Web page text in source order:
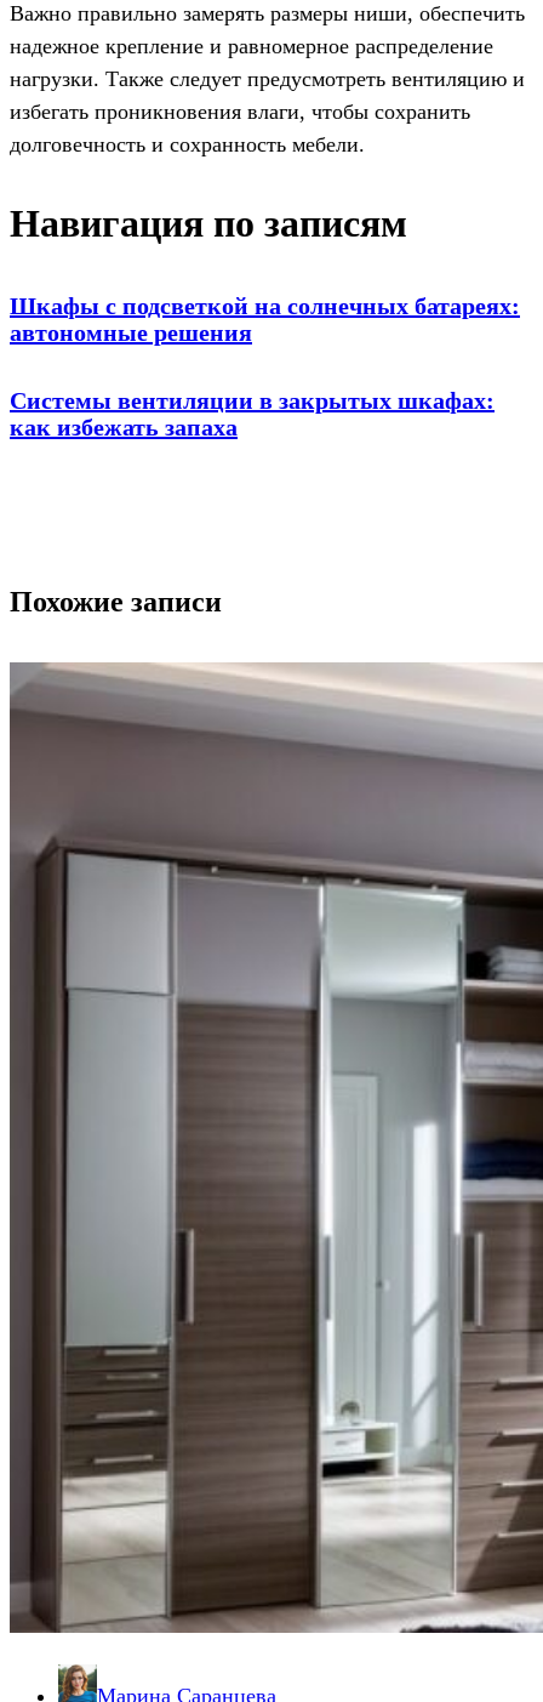
Важно правильно замерять размеры ниши, обеспечить
надежное крепление и равномерное распределение
нагрузки. Также следует предусмотреть вентиляцию и
избегать проникновения влаги, чтобы сохранить
долговечность и сохранность мебели.
Навигация по записям
Шкафы с подсветкой на солнечных батареях:
автономные решения
Системы вентиляции в закрытых шкафах:
как избежать запаха
Похожие записи
Марина Саранцева